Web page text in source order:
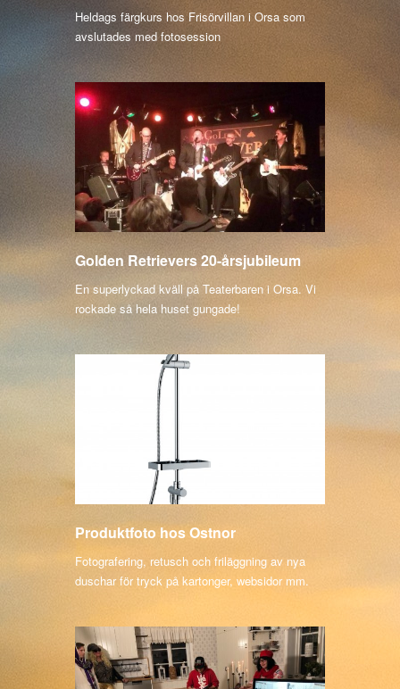
Heldags färgkurs hos Frisörvillan i Orsa som
avslutades med fotosession
Golden Retrievers 20-årsjubileum
En superlyckad kväll på Teaterbaren i Orsa. Vi
rockade så hela huset gungade!
Produktfoto hos Ostnor
Fotografering, retusch och friläggning av nya
duschar för tryck på kartonger, websidor mm.